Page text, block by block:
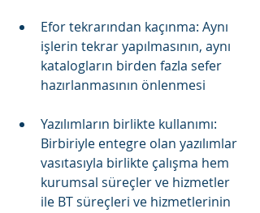
Efor tekrarından kaçınma: Aynı
işlerin tekrar yapılmasının, aynı
katalogların birden fazla sefer
hazırlanmasının önlenmesi
Yazılımların birlikte kullanımı:
Birbiriyle entegre olan yazılımlar
vasıtasıyla birlikte çalışma hem
kurumsal süreçler ve hizmetler
ile BT süreçleri ve hizmetlerinin